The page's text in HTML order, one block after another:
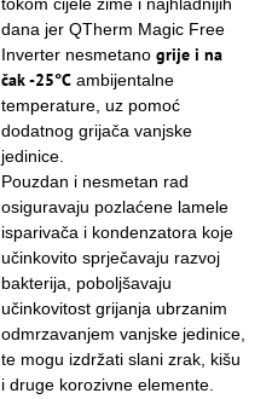
tokom cijele zime i najhladnijih
dana jer QTherm Magic Free
Inverter nesmetano grije i na
čak -25°C ambijentalne
temperature, uz pomoć
dodatnog grijača vanjske
jedinice.
Pouzdan i nesmetan rad
osiguravaju pozlaćene lamele
isparivača i kondenzatora koje
učinkovito sprječavaju razvoj
bakterija, poboljšavaju
učinkovitost grijanja ubrzanim
odmrzavanjem vanjske jedinice,
te mogu izdržati slani zrak, kišu
i druge korozivne elemente.